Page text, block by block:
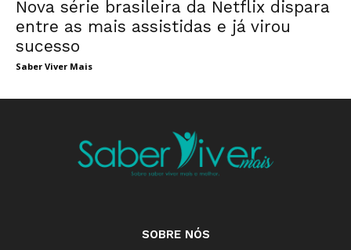
Nova série brasileira da Netflix dispara
entre as mais assistidas e já virou
sucesso
Saber Viver Mais
SOBRE NÓS